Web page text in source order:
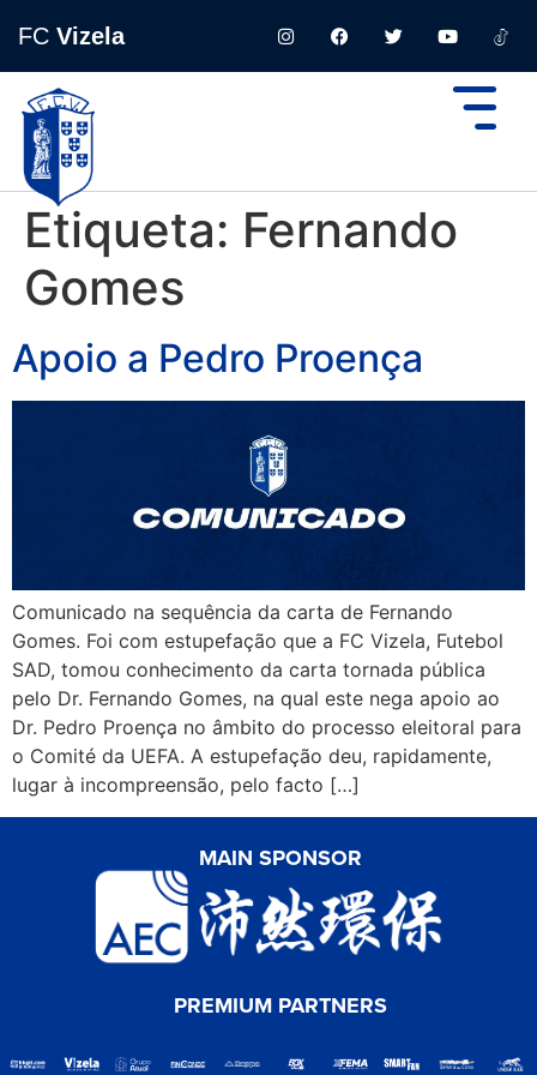
FC Vizela
Etiqueta: Fernando
Gomes
Apoio a Pedro Proença
Comunicado na sequência da carta de Fernando
Gomes. Foi com estupefação que a FC Vizela, Futebol
SAD, tomou conhecimento da carta tornada pública
pelo Dr. Fernando Gomes, na qual este nega apoio ao
Dr. Pedro Proença no âmbito do processo eleitoral para
o Comité da UEFA. A estupefação deu, rapidamente,
lugar à incompreensão, pelo facto […]
MAIN SPONSOR
PREMIUM PARTNERS